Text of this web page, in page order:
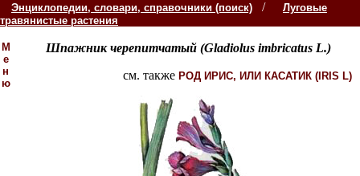
Энциклопедии, словари, справочники (поиск) /
Луговые
травянистые растения
М
е
н
ю
Шпажник черепитчатый (Gladiolus imbricatus L.)
см. также РОД ИРИС, ИЛИ КАСАТИК (IRIS L)